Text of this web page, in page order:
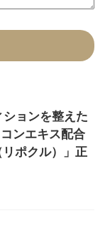
ションを整えた
ンエキス配合
ポクル）」正